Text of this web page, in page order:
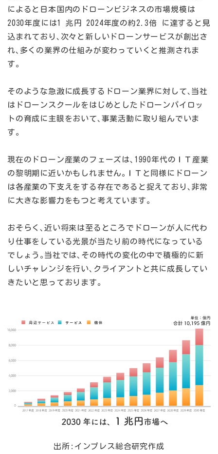
によると日本国内のドローンビジネスの市場規模は
2030年度には1 兆円 2024年度の約2.3倍 に達すると見
込まれており､次々と新しいドローンサービスが創出さ
れ､多くの業界の仕組みが変わっていくと推測されま
す｡
そのような急激に成長するドローン業界に対して､当社
はドローンスクールをはじめとしたドローンパイロッ
トの育成に主眼をおいて､事業活動に取り組んでいま
す｡
現在のドローン産業のフェーズは､1990年代のＩＴ産業
の黎明期に近いかもしれません｡ＩＴと同様にドローン
は各産業の下支えをする存在であると捉えており､非常
に大きな影響力をもつと考えています｡
おそらく､近い将来は至るところでドローンが人に代わ
り仕事をしている光景が当たり前の時代になっている
でしょう｡当社では､その時代の変化の中で積極的に新
しいチャレンジを行い､クライアントと共に成長してい
きたいと思っております｡
出所:インプレス総合研究作成